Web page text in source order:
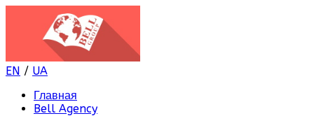
EN / UA
Главная
Bell Agency